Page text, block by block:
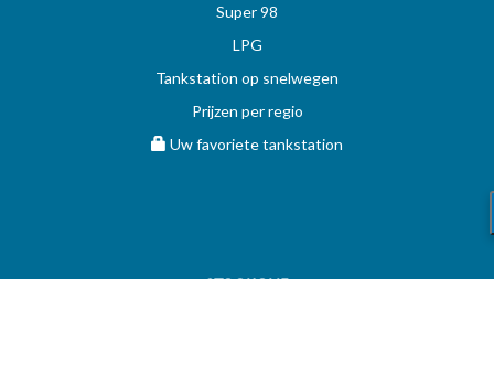
Super 98
LPG
Tankstation op snelwegen
Prijzen per regio
Uw favoriete tankstation
STOOKOLIE